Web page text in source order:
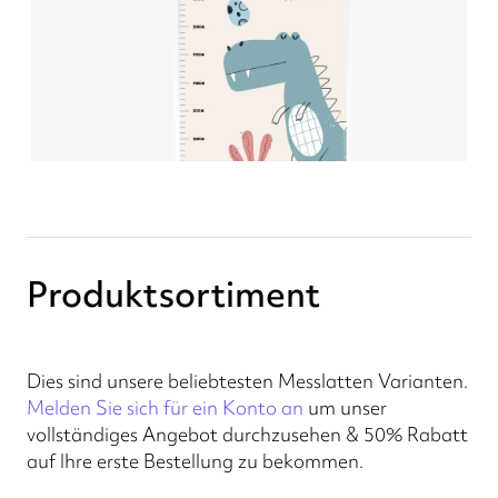
Produktsortiment
Dies sind unsere beliebtesten Messlatten Varianten.
Melden Sie sich für ein Konto an um unser
vollständiges Angebot durchzusehen & 50% Rabatt
auf Ihre erste Bestellung zu bekommen.